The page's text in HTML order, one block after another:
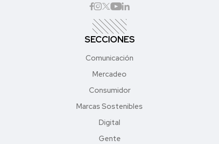
SECCIONES
Comunicación
Mercadeo
Consumidor
Marcas Sostenibles
Digital
Gente